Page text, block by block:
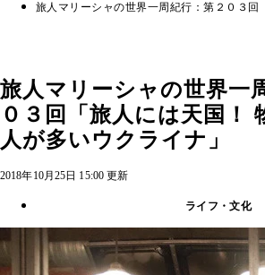
旅人マリーシャの世界一周紀行：第２０３
旅人マリーシャの世界一
０３回「旅人には天国！
人が多いウクライナ」
2018年10月25日 15:00 更新
ライフ・文化